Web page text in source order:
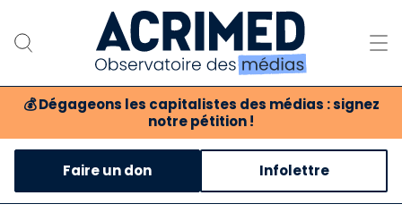
💰 Dégageons les capitalistes des médias : signez
notre pétition !
Notre association
Notre critique des médias
Faire un don Infolettre